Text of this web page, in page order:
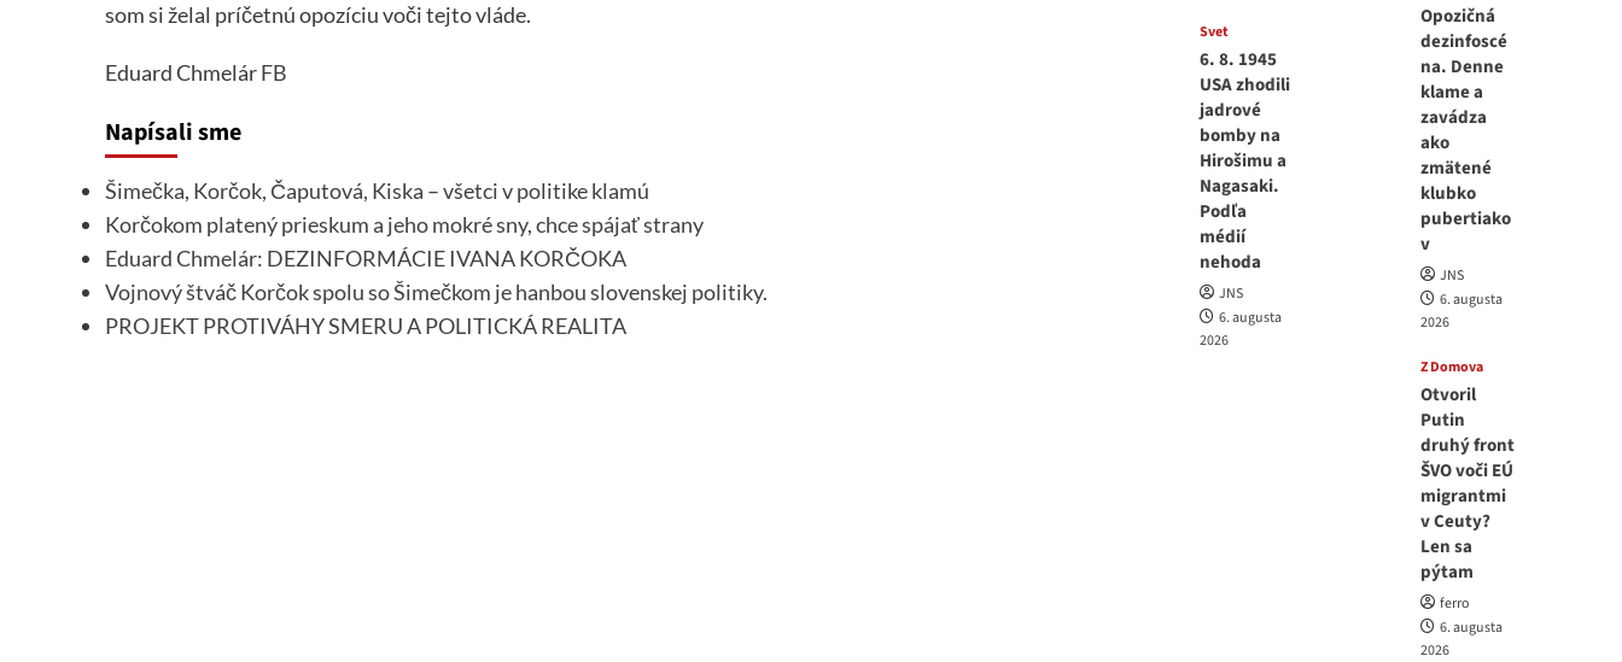
som si želal príčetnú opozíciu voči tejto vláde.
Eduard ChmelárFB
Napísali sme
Šimečka, Korčok, Čaputová, Kiska – všetci v politike klamú
Korčokom platený prieskum a jeho mokré sny, chce spájať strany
Eduard Chmelár: DEZINFORMÁCIE IVANA KORČOKA
Vojnový štváč Korčok spolu so Šimečkom je hanbou slovenskej politiky.
PROJEKT PROTIVÁHY SMERU A POLITICKÁ REALITA
Svet
6. 8. 1945
USA zhodili
jadrové
bomby na
Hirošimu a
Nagasaki.
Podľa
médií
nehoda
JNS
6. augusta
2026
Opozičná
dezinfoscé
na. Denne
klame a
zavádza
ako
zmätené
klubko
pubertiako
v
JNS
6. augusta
2026
Z Domova
Otvoril
Putin
druhý front
ŠVO voči EÚ
migrantmi
v Ceuty?
Len sa
pýtam
ferro
6. augusta
2026